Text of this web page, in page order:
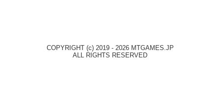
COPYRIGHT (c) 2019 - 2026 MTGAMES.JP
ALL RIGHTS RESERVED